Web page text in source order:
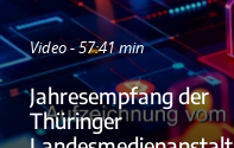
Video - 57:41 min
Jahresempfang der
Thüringer